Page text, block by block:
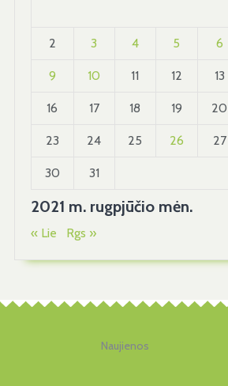
2021 m. rugpjūčio mėn.
2 3 4 5 6
9 10 11 12 13
16 17 18 19 20
23 24 25 26 27
30 31
« Lie Rgs »
Naujienos